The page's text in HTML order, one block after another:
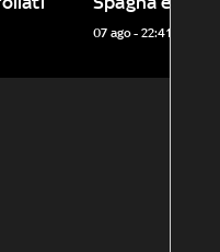
07 ago - 22:41